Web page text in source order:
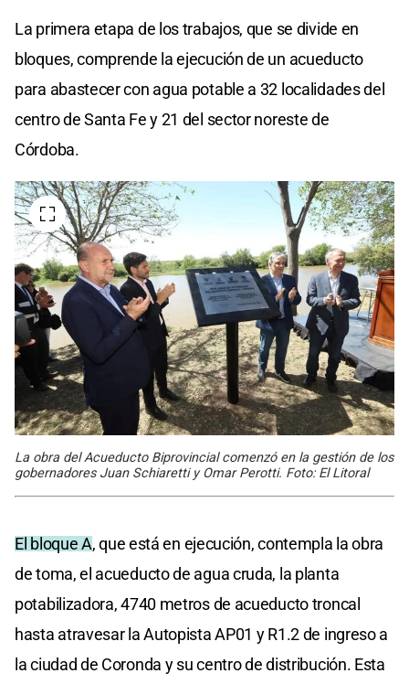
La primera etapa de los trabajos, que se divide en
bloques, comprende la ejecución de un acueducto
para abastecer con agua potable a 32 localidades del
centro de Santa Fe y 21 del sector noreste de
Córdoba.
La obra del Acueducto Biprovincial comenzó en la gestión de los
gobernadores Juan Schiaretti y Omar Perotti. Foto: El Litoral
El bloque A, que está en ejecución, contempla la obra
de toma, el acueducto de agua cruda, la planta
potabilizadora, 4740 metros de acueducto troncal
hasta atravesar la Autopista AP01 y R1.2 de ingreso a
la ciudad de Coronda y su centro de distribución. Esta